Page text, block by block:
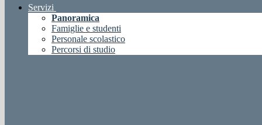
Servizi
Panoramica
Famiglie e studenti
Personale scolastico
Percorsi di studio